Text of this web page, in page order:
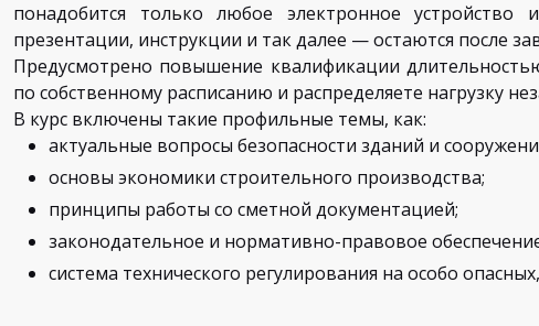
понадобится только любое электронное
презентации, инструкции и так далее — остаются после
Предусмотрено повышение квалификации
по собственному расписанию и распределяете нагрузку
В курс включены такие профильные темы, как:
актуальные вопросы безопасности зданий и
основы экономики строительного производства;
принципы работы со сметной документацией;
законодательное и нормативно-правовое
система технического регулирования на особо